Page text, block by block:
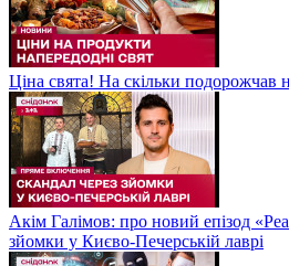
Ціна свята! На скільки подорожчав
Акім Галімов: про новий епізод
зйомки у Києво-Печерській лаврі